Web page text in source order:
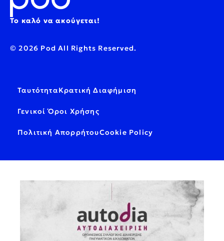
Το καλό να ακούγεται!
© 2026 Pod All Rights Reserved.
ΤαυτότηταΚρατική Διαφήμιση
Γενικοί Όροι Χρήσης
Πολιτική ΑπορρήτουCookie Policy